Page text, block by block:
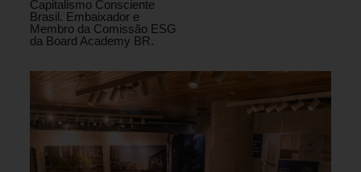
Capitalismo Consciente
Brasil. Embaixador e
Membro da Comissão ESG
da Board Academy BR.